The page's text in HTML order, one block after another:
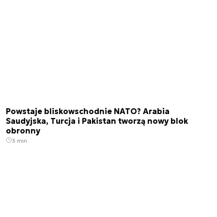
Powstaje bliskowschodnie NATO? Arabia
Saudyjska, Turcja i Pakistan tworzą nowy blok
obronny
3 min.